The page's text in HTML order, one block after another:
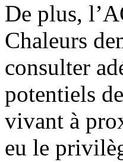
De plus,
Chaleurs
consulter
potentiels
vivant à
eu le